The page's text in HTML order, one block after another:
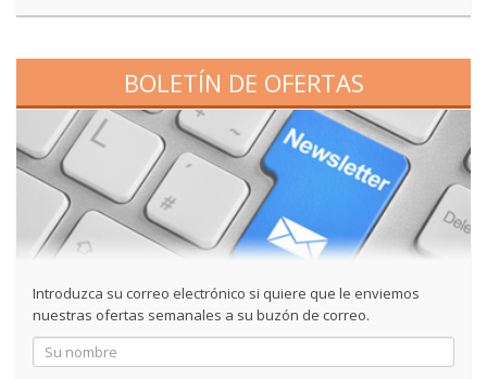
BOLETÍN DE OFERTAS
Introduzca su correo electrónico si quiere que le enviemos
nuestras ofertas semanales a su buzón de correo.